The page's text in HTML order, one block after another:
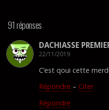
91 réponses
DACHIASSE
22/11/2019
C’est qoui cette
Répondre – Citer
Répondre